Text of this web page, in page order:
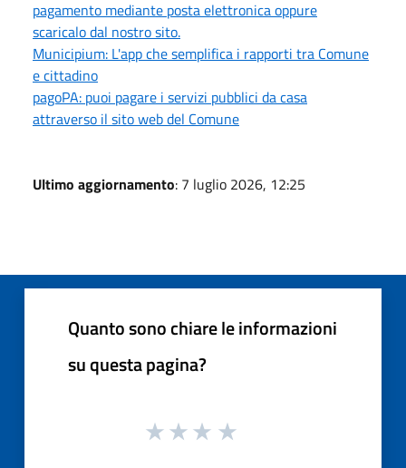
pagamento mediante posta elettronica oppure
scaricalo dal nostro sito.
Municipium: L'app che semplifica i rapporti tra Comune
e cittadino
pagoPA: puoi pagare i servizi pubblici da casa
attraverso il sito web del Comune
Ultimo aggiornamento: 7 luglio 2026, 12:25
Quanto sono chiare le informazioni
su questa pagina?